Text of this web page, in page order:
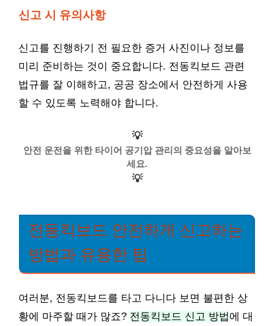
신고 시 유의사항
신고를 진행하기 전 필요한 증거 사진이나 정보를
미리 준비하는 것이 중요합니다. 전동킥보드 관련
법규를 잘 이해하고, 공공 장소에서 안전하게 사용
할 수 있도록 노력해야 합니다.
💡
안전 운전을 위한 타이어 공기압 관리의 중요성을 알아보
세요.
💡
전동킥보드 안전하게 신고하는
방법과 유용한 팁
여러분, 전동킥보드를 타고 다니다 보면 불편한 상
황에 마주할 때가 많죠? 전동킥보드 신고 방법에 대